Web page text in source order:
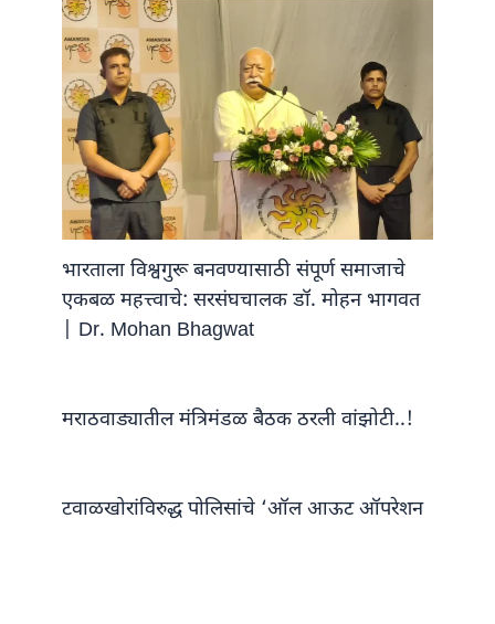
भारताला विश्वगुरू बनवण्यासाठी संपूर्ण समाजाचे
एकबळ महत्त्वाचे: सरसंघचालक डॉ. मोहन भागवत
| Dr. Mohan Bhagwat
मराठवाड्यातील मंत्रिमंडळ बैठक ठरली वांझोटी..!
टवाळखोरांविरुद्ध पोलिसांचे ‘ऑल आऊट ऑपरेशन